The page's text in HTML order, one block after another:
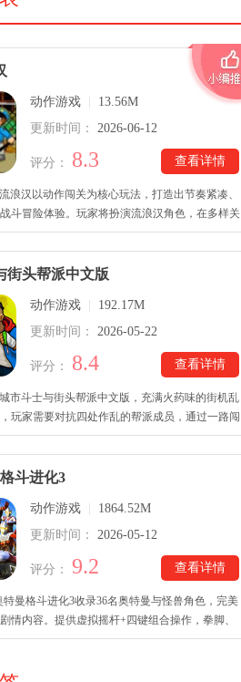
动作游戏
13.56M
更新时间：
2026-06-12
查看详情
评分： 8.3
浪汉以动作闯关为核心玩法，打造出节奏紧凑、
斗冒险体验。玩家将扮演流浪汉角色，在多样关
同敌人，通过战斗推进进程并获取各类战利品。
Street Fighting)手机中文版下载后，关卡设计丰
步提升，使整体体验更具张力与变化。在持续的
街头帮派中文版
动作游戏
192.17M
更新时间：
2026-05-22
查看详情
评分： 8.4
市斗士与街头帮派中文版，充满火药味的街机乱
玩家需要对抗四处作乱的帮派成员，通过一路闯
，重新夺回属于自己的东西。城市斗士与街头帮
装后，游戏采用经典横版动作玩法，结合拳击、
掷与闪避等多种战斗动作，能够自由组合连招打
热血感。
斗进化3
动作游戏
1864.52M
更新时间：
2026-05-12
查看详情
评分： 9.2
特曼格斗进化3收录36名奥特曼与怪兽角色，完美
情内容。提供虚拟摇杆+四键组合操作，拳脚、
可自由释放。psp奥特曼格斗进化3下载里的战斗
语配音，必杀技特效增强视觉冲击！